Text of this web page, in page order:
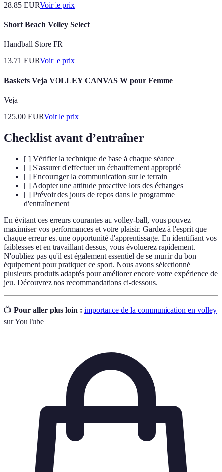
28.85 EURVoir le prix
Short Beach Volley Select
Handball Store FR
13.71 EURVoir le prix
Baskets Veja VOLLEY CANVAS W pour Femme
Veja
125.00 EURVoir le prix
Checklist avant d’entraîner
[ ] Vérifier la technique de base à chaque séance
[ ] S'assurer d'effectuer un échauffement approprié
[ ] Encourager la communication sur le terrain
[ ] Adopter une attitude proactive lors des échanges
[ ] Prévoir des jours de repos dans le programme
d'entraînement
En évitant ces erreurs courantes au volley-ball, vous pouvez
maximiser vos performances et votre plaisir. Gardez à l'esprit que
chaque erreur est une opportunité d'apprentissage. En identifiant vos
faiblesses et en travaillant dessus, vous évoluerez rapidement.
N'oubliez pas qu'il est également essentiel de se munir du bon
équipement pour pratiquer ce sport. Nous avons sélectionné
plusieurs produits adaptés pour améliorer encore votre expérience de
jeu. Découvrez nos recommandations ci-dessous.
📺 Pour aller plus loin : importance de la communication en volley
sur YouTube